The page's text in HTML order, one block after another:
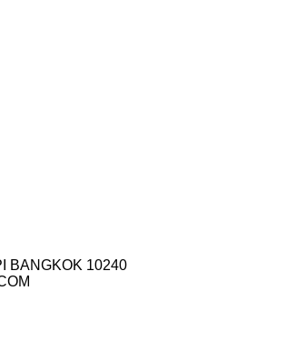
BANGKOK 10240